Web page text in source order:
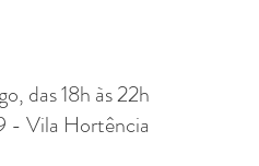
das 18h às 22h
- Vila Hortência